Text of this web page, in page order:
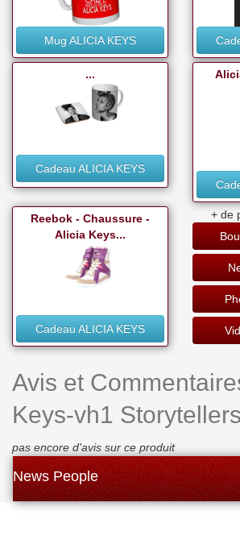
Mug ALICIA KEYS
...
Cadeau ALICIA KEYS
Reebok - Chaussure -
Alicia Keys...
Cadeau ALICIA KEYS
+ de
Avis et
Keys-vh1
pas encore d'avis sur ce produit
News People